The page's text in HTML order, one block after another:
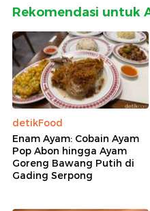
Rekomendasi untuk
detikFood
Enam Ayam: Cobain Ayam
Pop Abon hingga Ayam
Goreng Bawang Putih di
Gading Serpong